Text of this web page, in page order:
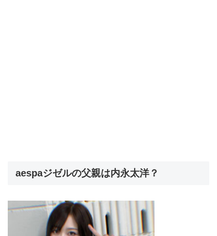
aespaジゼルの父親は内永太洋？